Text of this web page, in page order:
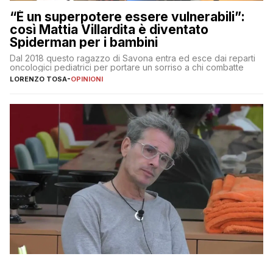
“È un superpotere essere vulnerabili”:
così Mattia Villardita è diventato
Spiderman per i bambini
Dal 2018 questo ragazzo di Savona entra ed esce dai reparti
oncologici pediatrici per portare un sorriso a chi combatte
LORENZO TOSA-OPINIONI